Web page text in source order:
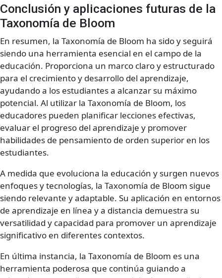
Conclusión y aplicaciones futuras de la
Taxonomía de Bloom
En resumen, la Taxonomía de Bloom ha sido y seguirá
siendo una herramienta esencial en el campo de la
educación. Proporciona un marco claro y estructurado
para el crecimiento y desarrollo del aprendizaje,
ayudando a los estudiantes a alcanzar su máximo
potencial. Al utilizar la Taxonomía de Bloom, los
educadores pueden planificar lecciones efectivas,
evaluar el progreso del aprendizaje y promover
habilidades de pensamiento de orden superior en los
estudiantes.
A medida que evoluciona la educación y surgen nuevos
enfoques y tecnologías, la Taxonomía de Bloom sigue
siendo relevante y adaptable. Su aplicación en entornos
de aprendizaje en línea y a distancia demuestra su
versatilidad y capacidad para promover un aprendizaje
significativo en diferentes contextos.
En última instancia, la Taxonomía de Bloom es una
herramienta poderosa que continúa guiando a